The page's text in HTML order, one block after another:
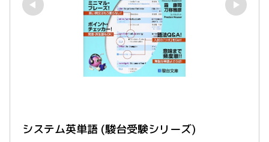
システム英単語 (駿台受験シリーズ)